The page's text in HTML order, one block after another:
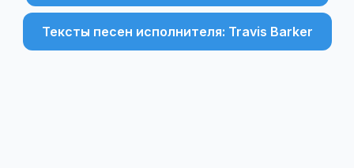
Тексты песен исполнителя: Travis Barker